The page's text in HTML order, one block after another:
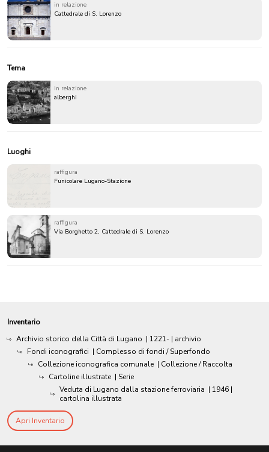
in relazione
Cattedrale di S. Lorenzo
Tema
in relazione
alberghi
Luoghi
raffigura
Funicolare Lugano-Stazione
raffigura
Via Borghetto 2, Cattedrale di S. Lorenzo
Inventario
Archivio storico della Città di Lugano | 1221- | archivio
Fondi iconografici | Complesso di fondi / Superfondo
Collezione iconografica comunale | Collezione / Raccolta
Cartoline illustrate | Serie
Veduta di Lugano dalla stazione ferroviaria | 1946 |
cartolina illustrata
Apri Inventario